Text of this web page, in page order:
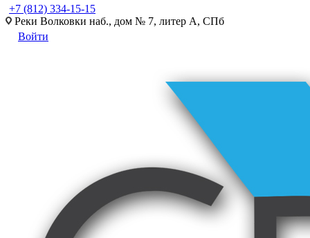
+7 (812) 334-15-15
Реки Волковки наб., дом № 7, литер А, СПб
Войти